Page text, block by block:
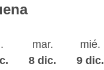
mar.
8 dic.
mié.
9 dic.